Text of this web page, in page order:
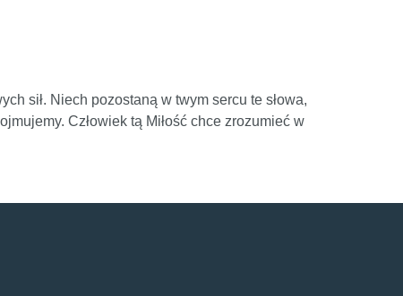
sił. Niech pozostaną w twym sercu te słowa,
Człowiek tą Miłość chce zrozumieć w